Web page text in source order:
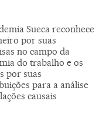
Sueca reconhece
por suas
no campo da
do trabalho e os
por suas
para a análise
causais